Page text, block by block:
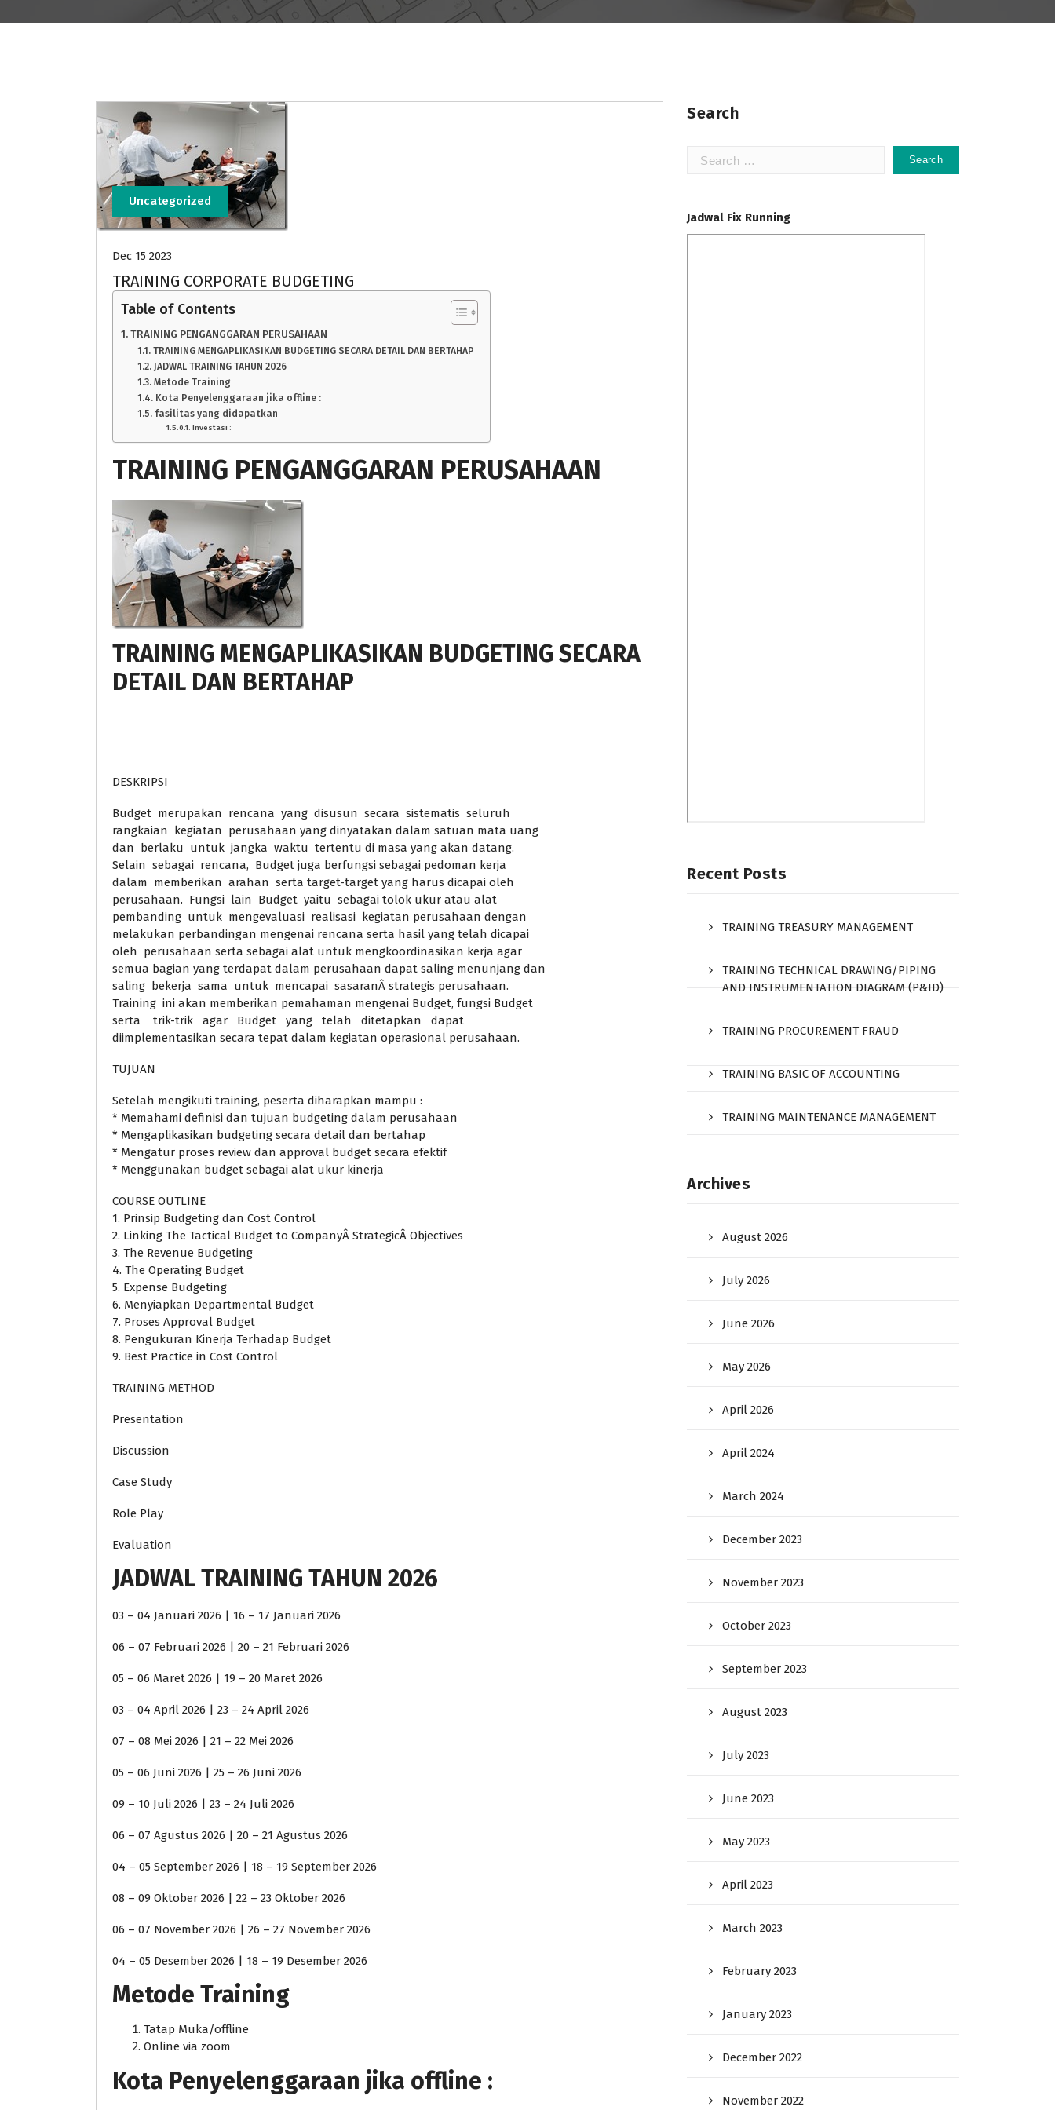
Uncategorized
Dec 15 2023
TRAINING CORPORATE BUDGETING
Table of Contents
TRAINING PENGANGGARAN PERUSAHAAN
TRAINING MENGAPLIKASIKAN BUDGETING SECARA DETAIL DAN BERTAHAP
JADWAL TRAINING TAHUN 2026
Metode Training
Kota Penyelenggaraan jika offline :
fasilitas yang didapatkan
Investasi :
TRAINING PENGANGGARAN PERUSAHAAN
TRAINING MENGAPLIKASIKAN BUDGETING SECARA
DETAIL DAN BERTAHAP
DESKRIPSI
Budget merupakan rencana yang disusun secara sistematis seluruh
rangkaian kegiatan perusahaan yang dinyatakan dalam satuan mata uang
dan berlaku untuk jangka waktu tertentu di masa yang akan datang.
Selain sebagai rencana, Budget juga berfungsi sebagai pedoman kerja
dalam memberikan arahan serta target-target yang harus dicapai oleh
perusahaan. Fungsi lain Budget yaitu sebagai tolok ukur atau alat
pembanding untuk mengevaluasi realisasi kegiatan perusahaan dengan
melakukan perbandingan mengenai rencana serta hasil yang telah dicapai
oleh perusahaan serta sebagai alat untuk mengkoordinasikan kerja agar
semua bagian yang terdapat dalam perusahaan dapat saling menunjang dan
saling bekerja sama untuk mencapai sasaranÂ strategis perusahaan.
Training ini akan memberikan pemahaman mengenai Budget, fungsi Budget
serta trik-trik agar Budget yang telah ditetapkan dapat
diimplementasikan secara tepat dalam kegiatan operasional perusahaan.
TUJUAN
Setelah mengikuti training, peserta diharapkan mampu :
* Memahami definisi dan tujuan budgeting dalam perusahaan
* Mengaplikasikan budgeting secara detail dan bertahap
* Mengatur proses review dan approval budget secara efektif
* Menggunakan budget sebagai alat ukur kinerja
COURSE OUTLINE
1. Prinsip Budgeting dan Cost Control
2. Linking The Tactical Budget to CompanyÂ StrategicÂ Objectives
3. The Revenue Budgeting
4. The Operating Budget
5. Expense Budgeting
6. Menyiapkan Departmental Budget
7. Proses Approval Budget
8. Pengukuran Kinerja Terhadap Budget
9. Best Practice in Cost Control
TRAINING METHOD
Presentation
Discussion
Case Study
Role Play
Evaluation
JADWAL TRAINING TAHUN 2026
03 – 04 Januari 2026 | 16 – 17 Januari 2026
06 – 07 Februari 2026 | 20 – 21 Februari 2026
05 – 06 Maret 2026 | 19 – 20 Maret 2026
03 – 04 April 2026 | 23 – 24 April 2026
07 – 08 Mei 2026 | 21 – 22 Mei 2026
05 – 06 Juni 2026 | 25 – 26 Juni 2026
09 – 10 Juli 2026 | 23 – 24 Juli 2026
06 – 07 Agustus 2026 | 20 – 21 Agustus 2026
04 – 05 September 2026 | 18 – 19 September 2026
08 – 09 Oktober 2026 | 22 – 23 Oktober 2026
06 – 07 November 2026 | 26 – 27 November 2026
04 – 05 Desember 2026 | 18 – 19 Desember 2026
Metode Training
Tatap Muka/offline
Online via zoom
Kota Penyelenggaraan jika offline :
Search
Search
Jadwal Fix Running
Recent Posts
TRAINING TREASURY MANAGEMENT
TRAINING TECHNICAL DRAWING/PIPING
AND INSTRUMENTATION DIAGRAM (P&ID)
TRAINING PROCUREMENT FRAUD
TRAINING BASIC OF ACCOUNTING
TRAINING MAINTENANCE MANAGEMENT
Archives
August 2026
July 2026
June 2026
May 2026
April 2026
April 2024
March 2024
December 2023
November 2023
October 2023
September 2023
August 2023
July 2023
June 2023
May 2023
April 2023
March 2023
February 2023
January 2023
December 2022
November 2022